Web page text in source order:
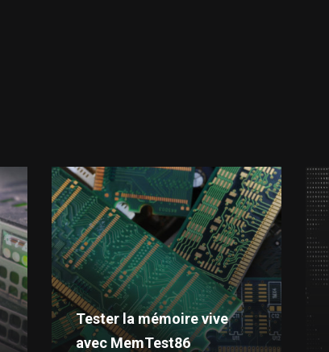
Tester la mémoire vive
avec MemTest86